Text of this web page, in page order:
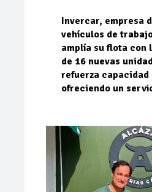
Invercar, empresa
vehículos de
amplía su flota
de 16 nuevas
refuerza capacidad
ofreciendo un